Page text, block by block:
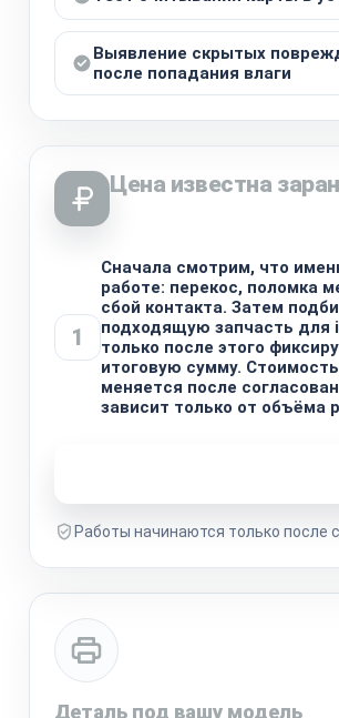
Выявление скрытых
после попадания влаги
Цена известна
1
Сначала смотрим, что
работе: перекос, поломка
сбой контакта. Затем
подходящую запчасть для
только после этого
итоговую сумму.
меняется после
зависит только от объёма
Работы начинаются только после
Деталь под вашу модель